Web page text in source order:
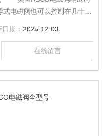
电磁阀也可以控制在几十毫
品；还可做到只需触发动
耗电。电磁阀外形尺寸小，既
日期： 2025-12-03
在线留言